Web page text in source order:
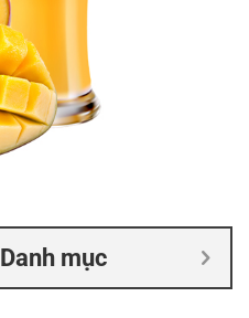
Danh mục